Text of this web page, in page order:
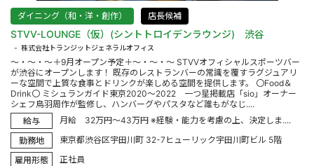
ダイニング（和・洋・創作） 店長候補
STVV-LOUNGE（仮）(シントトロイデンラウンジ) 渋谷
株式会社トランジットジェネラルオフィス
～・～・～＋9月オープン予定＋～・～・～ STVVオフィシャルスポーツバー
が渋谷にオープンします！ 既存のレストランバーの常識を覆すラグジュアリ
ーな空間で上質な食事とドリンクが楽しめる空間を提供します。 〇Food＆
Drink〇 ミシュランガイド東京2020～2022 一つ星掲載店「sio」オーナー
シェフ鳥羽周作が監修し、ハンバーグやパスタなど誰もがなじ....
給与
月給 32万円～43万円 ※経験・能力を考慮の上、決定しま....
勤務地
東京都渋谷区宇田川町 32-7ヒューリック宇田川町ビル 5階
雇用形態
正社員